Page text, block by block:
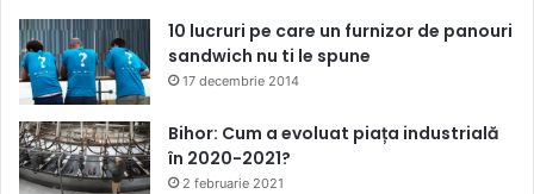
10 lucruri pe care un furnizor de panouri
sandwich nu ti le spune
17 decembrie 2014
Bihor: Cum a evoluat piața industrială
în 2020-2021?
2 februarie 2021